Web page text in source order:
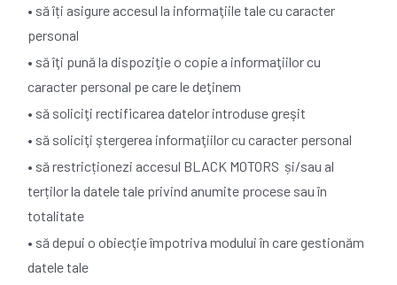
• să îți asigure accesul la informaţiile tale cu caracter
personal
• să îţi pună la dispoziţie o copie a informaţiilor cu
caracter personal pe care le deţinem
• să soliciţi rectificarea datelor introduse greşit
• să soliciţi ştergerea informaţiilor cu caracter personal
• să restricționezi accesul BLACK MOTORS și/sau al
terților la datele tale privind anumite procese sau în
totalitate
• să depui o obiecţie împotriva modului în care gestionăm
datele tale